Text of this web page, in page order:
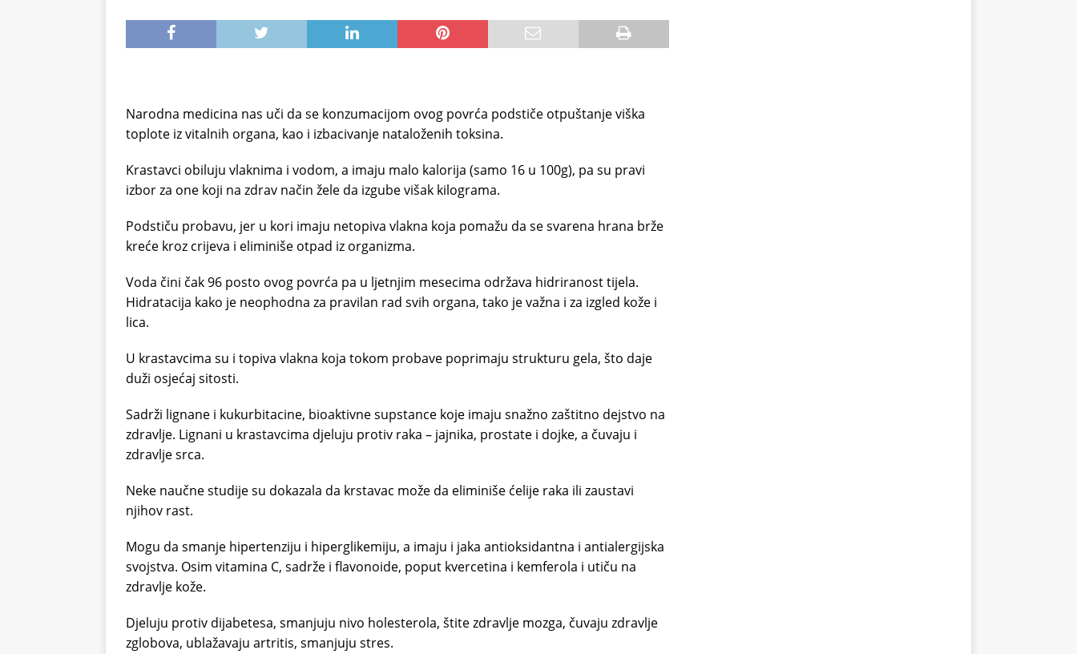
Narodna medicina nas uči da se konzumacijom ovog povrća podstiče otpuštanje viška
toplote iz vitalnih organa, kao i izbacivanje nataloženih toksina.
Krastavci obiluju vlaknima i vodom, a imaju malo kalorija (samo 16 u 100g), pa su pravi
izbor za one koji na zdrav način žele da izgube višak kilograma.
Podstiču probavu, jer u kori imaju netopiva vlakna koja pomažu da se svarena hrana brže
kreće kroz crijeva i eliminiše otpad iz organizma.
Voda čini čak 96 posto ovog povrća pa u ljetnjim mesecima održava hidriranost tijela.
Hidratacija kako je neophodna za pravilan rad svih organa, tako je važna i za izgled kože i
lica.
U krastavcima su i topiva vlakna koja tokom probave poprimaju strukturu gela, što daje
duži osjećaj sitosti.
Sadrži lignane i kukurbitacine, bioaktivne supstance koje imaju snažno zaštitno dejstvo na
zdravlje. Lignani u krastavcima djeluju protiv raka – jajnika, prostate i dojke, a čuvaju i
zdravlje srca.
Neke naučne studije su dokazala da krstavac može da eliminiše ćelije raka ili zaustavi
njihov rast.
Mogu da smanje hipertenziju i hiperglikemiju, a imaju i jaka antioksidantna i antialergijska
svojstva. Osim vitamina C, sadrže i flavonoide, poput kvercetina i kemferola i utiču na
zdravlje kože.
Djeluju protiv dijabetesa, smanjuju nivo holesterola, štite zdravlje mozga, čuvaju zdravlje
zglobova, ublažavaju artritis, smanjuju stres.